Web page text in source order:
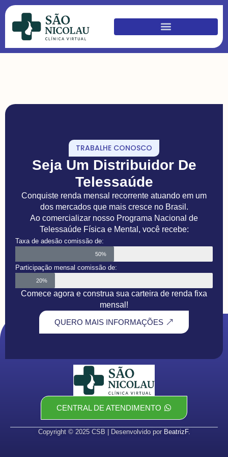
TRABALHE CONOSCO
Seja Um Distribuidor De
Telessaúde
Conquiste renda mensal recorrente atuando em um
dos mercados que mais cresce no Brasil.
Ao comercializar nosso Programa Nacional de
Telessaúde Física e Mental, você recebe:
Taxa de adesão comissão de:
50%
Participação mensal comissão de:
20%
Comece agora e construa sua carteira de renda fixa
mensal!
QUERO MAIS INFORMAÇÕES
CENTRAL DE ATENDIMENTO
Copyright © 2025 CSB | Desenvolvido por BeatrizF.